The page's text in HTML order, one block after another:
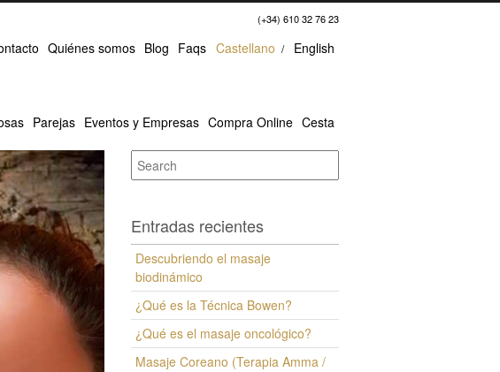
Parejas Eventos y Empresas Compra Online Cesta
(+34) 610 32 76 23
Quiénes somos Blog Faqs Castellano English
Entradas recientes
Descubriendo el masaje
biodinámico
¿Qué es la Técnica Bowen?
¿Qué es el masaje oncológico?
Masaje Coreano (Terapia Amma /